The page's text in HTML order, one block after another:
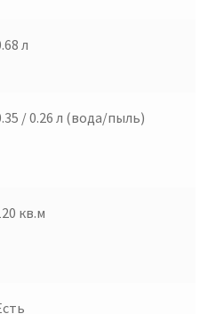
л
/ 0.26 л (вода/пыль)
кв.м